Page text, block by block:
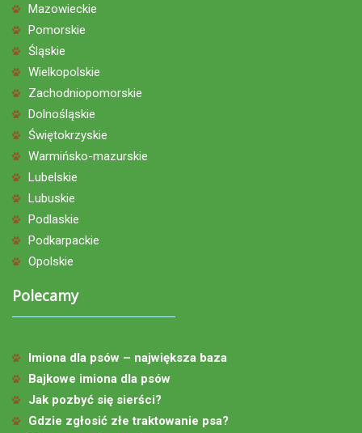
Mazowieckie
Pomorskie
Śląskie
Wielkopolskie
Zachodniopomorskie
Dolnośląskie
Świętokrzyskie
Warmińsko-mazurskie
Lubelskie
Lubuskie
Podlaskie
Podkarpackie
Opolskie
Polecamy
Imiona dla psów – największa baza
Bajkowe imiona dla psów
Jak pozbyć się sierści?
Gdzie zgłosić złe traktowanie psa?